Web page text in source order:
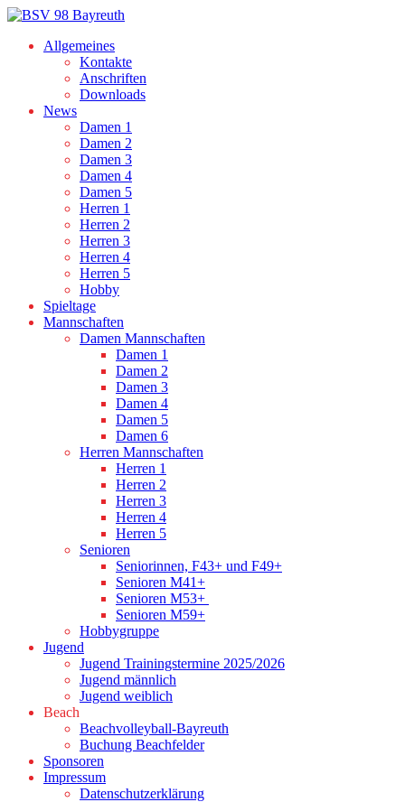
Allgemeines
Kontakte
Anschriften
Downloads
News
Damen 1
Damen 2
Damen 3
Damen 4
Damen 5
Herren 1
Herren 2
Herren 3
Herren 4
Herren 5
Hobby
Spieltage
Mannschaften
Damen Mannschaften
Damen 1
Damen 2
Damen 3
Damen 4
Damen 5
Damen 6
Herren Mannschaften
Herren 1
Herren 2
Herren 3
Herren 4
Herren 5
Senioren
Seniorinnen, F43+ und F49+
Senioren M41+
Senioren M53+
Senioren M59+
Hobbygruppe
Jugend
Jugend Trainingstermine 2025/2026
Jugend männlich
Jugend weiblich
Beach
Beachvolleyball-Bayreuth
Buchung Beachfelder
Sponsoren
Impressum
Datenschutzerklärung